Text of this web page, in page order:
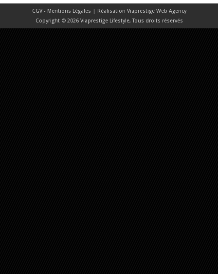
CGV - Mentions Légales | Réalisation Viaprestige Web Agency
Copyright © 2026 Viaprestige Lifestyle, Tous droits réservés